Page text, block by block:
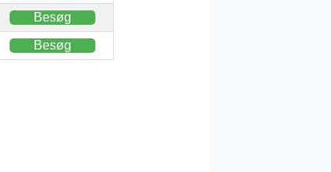
Besøg
Besøg